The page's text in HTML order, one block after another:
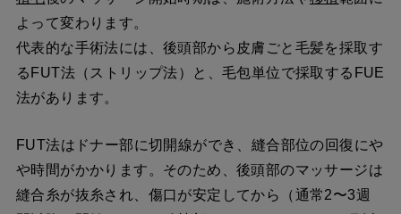
よって変わります。
代表的な手術法には、後頭部から皮膚ごと毛髪を採取す
るFUT法（ストリップ法）と、毛包単位で採取するFUE
法があります。
FUT法はドナー部に切開線ができ、縫合部位の回復にや
や時間がかかります。そのため、後頭部のマッサージは
縫合糸が抜糸され、傷口が安定してから（通常2〜3週